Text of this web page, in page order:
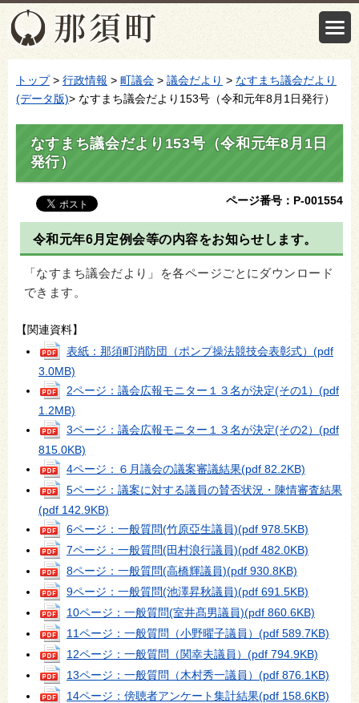
トップ> 行政情報 > 町議会 > 議会だより > なすまち議会だより
(データ版)> なすまち議会だより153号（令和元年8月1日発行）
なすまち議会だより153号（令和元年8月1日
発行）
ページ番号：P-001554
令和元年6月定例会等の内容をお知らせします。
「なすまち議会だより」を各ページごとにダウンロード
できます。
【関連資料】
表紙：那須町消防団（ポンプ操法競技会表彰式） (pdf
3.0MB)
2ページ：議会広報モニター１３名が決定(その1） (pdf
1.2MB)
3ページ：議会広報モニター１３名が決定(その2） (pdf
815.0KB)
4ページ：６月議会の議案審議結果(pdf 82.2KB)
5ページ：議案に対する議員の賛否状況・陳情審査結果
(pdf 142.9KB)
6ページ：一般質問(竹原亞生議員)(pdf 978.5KB)
7ページ：一般質問(田村浪行議員)(pdf 482.0KB)
8ページ：一般質問(高橋輝議員)(pdf 930.8KB)
9ページ：一般質問(池澤昇秋議員)(pdf 691.5KB)
10ページ：一般質問(室井髙男議員)(pdf 860.6KB)
11ページ：一般質問（小野曜子議員） (pdf 589.7KB)
12ページ：一般質問（関幸夫議員） (pdf 794.9KB)
13ページ：一般質問（木村秀一議員） (pdf 876.1KB)
14ページ：傍聴者アンケート集計結果(pdf 158.6KB)